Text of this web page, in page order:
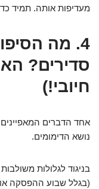
מעדיפות אותה. תמיד
4. מה
סדירים?
חיובי!)
אחד הדברים
נושא הדימומים.
בניגוד לגלולות
(בגלל שבוע ההפסקה או